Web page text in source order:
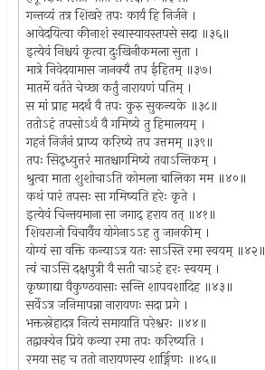
गन्तव्यं तत्र शिखरे तपः कार्यं हि निर्जने ।
आवेदयित्वा कीनाशं स्थास्यावस्तपसे सदा ॥३६॥
इत्येवं निश्चयं कृत्वा दुःखिनीकमला सुता ।
मात्रे निवेदयामास जानक्यै तप ईहितम् ॥३७।
मातर्मे वर्तते चेच्छा कर्तुं नारायणं पतिम् ।
स मां प्राह मदर्थं वै तपः कुरु सुकन्यके ॥३८॥
ततोऽहं तपसोऽर्थ वै गमिष्ये तु हिमालयम् ।
गहनं निर्जनं प्राप्य करिष्ये तप उत्तमम् ॥३९॥
तपः सिद्ध्युत्तरं मातश्चागमिष्ये तवाऽन्तिकम् ।
श्रुत्वा माता शुशोचाऽति कोमला बालिका मम ॥४०॥
कथं पारं तपसः सा गमिष्यति हरेः कृते ।
इत्येवं चिन्तयमाना सा जगाद् हराय तत् ॥४१॥
शिवराजो विचार्यैव योगेनाऽऽह तु जानकीम् ।
योग्यं सा वक्ति कन्याऽत्र यतः साऽस्ति रमा स्वयम् ॥४२॥
त्वं चाऽसि दक्षपुत्री वै सती चाऽहं हरः स्वयम् ।
कृष्णाद्या वैकुण्ठवासाः सन्ति शापवशादिह ॥४३॥
सर्वेऽत्र जनिमापन्ना नारायणः सदा प्रगे ।
भक्तस्नेहादत्र नित्यं समायाति परेश्वरः ॥४४॥
तद्वाक्येन प्रिये कन्या रमा तपः करिष्यति ।
रमया सह च ततो नारायणस्य शार्ङ्गिणः ॥४५॥